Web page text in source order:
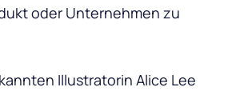
oder Unternehmen zu
Illustratorin Alice Lee